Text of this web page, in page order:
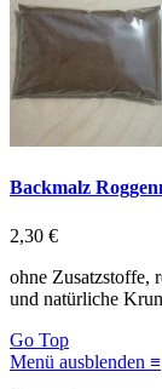
Backmalz
2,30 €
ohne Zusatzstoffe,
und natürliche
Go Top
Menü ausblenden ≡